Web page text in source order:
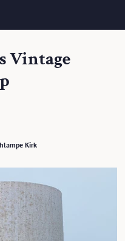
Vintage
Kirk